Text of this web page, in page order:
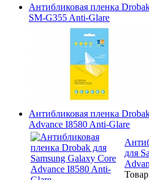
Антибликовая пленка
SM-G355 Anti-Glare
Антибликовая пленка
Advance I8580 Anti-Glare
для